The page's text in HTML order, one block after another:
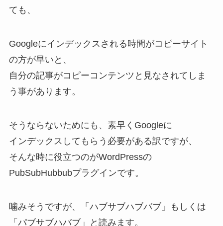
ても、
Googleにインデックスされる時間がコピーサイト
の方が早いと、
自分の記事がコピーコンテンツと見なされてしま
う事があります。
そうならないためにも、素早くGoogleに
インデックスしてもらう必要がある訳ですが、
そんな時に役立つのがWordPressの
PubSubHubbubプラグインです。
噛みそうですが、「ハブサブハブバブ」もしくは
「パブサブハバブ」と読みます。